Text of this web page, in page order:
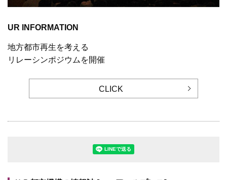
UR INFORMATION
地方都市再生を考える
リレーシンポジウムを開催
CLICK
LINEで送る(別ウィンドウで開きま